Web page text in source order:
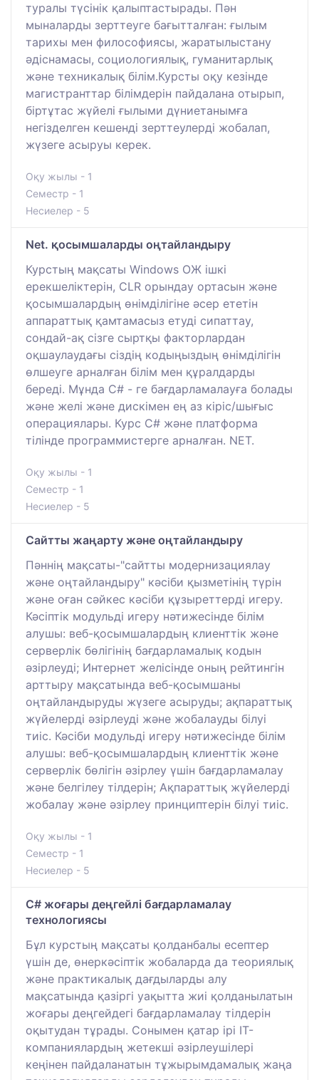
туралы түсінік қалыптастырады. Пән
мыналарды зерттеуге бағытталған: ғылым
тарихы мен философиясы, жаратылыстану
әдіснамасы, социологиялық, гуманитарлық
және техникалық білім.Курсты оқу кезінде
магистранттар білімдерін пайдалана отырып,
біртұтас жүйелі ғылыми дүниетанымға
негізделген кешенді зерттеулерді жобалап,
жүзеге асыруы керек.
Оқу жылы - 1
Семестр - 1
Несиелер - 5
Net. қосымшаларды оңтайландыру
Курстың мақсаты Windows ОЖ ішкі
ерекшеліктерін, CLR орындау ортасын және
қосымшалардың өнімділігіне әсер ететін
аппараттық қамтамасыз етуді сипаттау,
сондай-ақ сізге сыртқы факторлардан
оқшаулаудағы сіздің кодыңыздың өнімділігін
өлшеуге арналған білім мен құралдарды
береді. Мұнда C# - ге бағдарламалауға болады
және желі және дискімен ең аз кіріс/шығыс
операциялары. Курс C# және платформа
тілінде программистерге арналған. NET.
Оқу жылы - 1
Семестр - 1
Несиелер - 5
Сайтты жаңарту және оңтайландыру
Пәннің мақсаты-"сайтты модернизациялау
және оңтайландыру" кәсіби қызметінің түрін
және оған сәйкес кәсіби құзыреттерді игеру.
Кәсіптік модульді игеру нәтижесінде білім
алушы: веб-қосымшалардың клиенттік және
серверлік бөлігінің бағдарламалық кодын
әзірлеуді; Интернет желісінде оның рейтингін
арттыру мақсатында веб-қосымшаны
оңтайландыруды жүзеге асыруды; ақпараттық
жүйелерді әзірлеуді және жобалауды білуі
тиіс. Кәсіби модульді игеру нәтижесінде білім
алушы: веб-қосымшалардың клиенттік және
серверлік бөлігін әзірлеу үшін бағдарламалау
және белгілеу тілдерін; Ақпараттық жүйелерді
жобалау және әзірлеу принциптерін білуі тиіс.
Оқу жылы - 1
Семестр - 1
Несиелер - 5
С# жоғары деңгейлі бағдарламалау
технологиясы
Бұл курстың мақсаты қолданбалы есептер
үшін де, өнеркәсіптік жобаларда да теориялық
және практикалық дағдыларды алу
мақсатында қазіргі уақытта жиі қолданылатын
жоғары деңгейдегі бағдарламалау тілдерін
оқытудан тұрады. Сонымен қатар ірі IT-
компаниялардың жетекші әзірлеушілері
кеңінен пайдаланатын тұжырымдамалық жаңа